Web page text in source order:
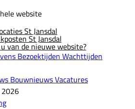
website
St Jansdal
St Jansdal
van de nieuwe website?
Bezoektijden Wachttijden
BouwnieuwsVacatures
2026